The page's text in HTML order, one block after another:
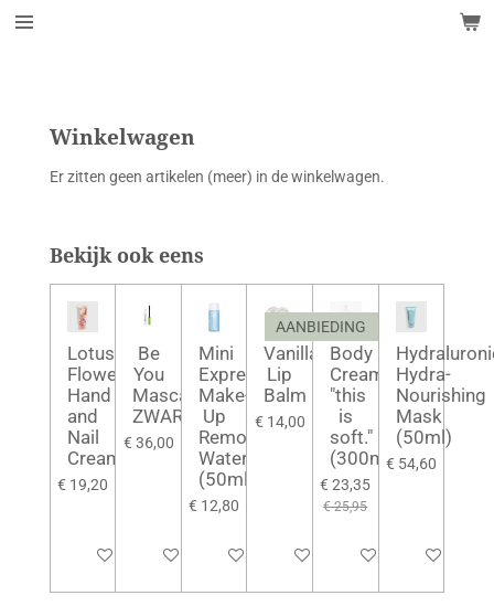
Ga
Winkelwagen
Er zitten geen artikelen (meer) in de winkelwagen.
Bekijk ook eens
Lotus
Flower
Hand
and
Nail
Cream
€ 19,20
In winkelwagen
Be
You
Mascara
ZWART
€ 36,00
In winkelwagen
Mini
Express
Make-
Up
Removal
Water
(50ml)
€ 12,80
In winkelwagen
Vanilla
Lip
Balm
€ 14,00
In winkelwagen
AANBIEDING
Body
Cream
"this
is
soft."
(300ml)
€ 23,35
€ 25,95
In winkelwagen
Hydra-
Nourishing
Mask
(50ml)
€ 54,60
In